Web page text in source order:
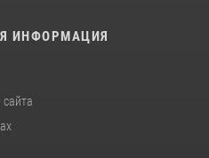
ИНФОРМАЦИЯ